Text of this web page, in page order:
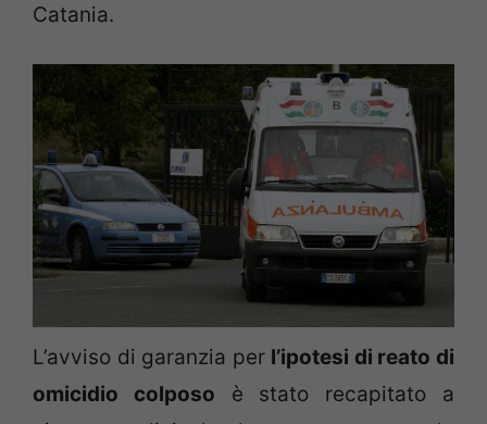
Catania.
L’avviso di garanzia per l’ipotesi di reato di
omicidio colposo è stato recapitato a